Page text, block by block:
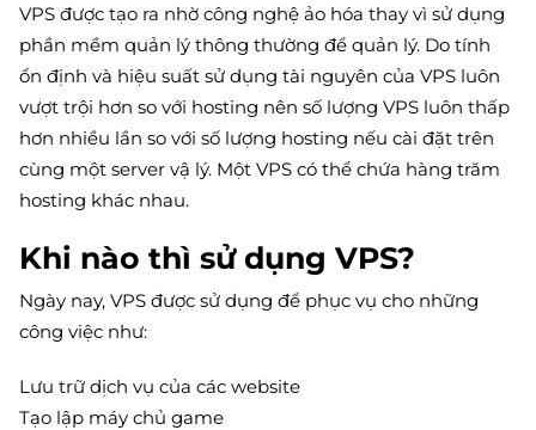
VPS được tạo ra nhờ công nghệ ảo hóa thay vì sử dụng
phần mềm quản lý thông thường để quản lý. Do tính
ổn định và hiệu suất sử dụng tài nguyên của VPS luôn
vượt trội hơn so với hosting nên số lượng VPS luôn thấp
hơn nhiều lần so với số lượng hosting nếu cài đặt trên
cùng một server vậ lý. Một VPS có thể chứa hàng trăm
hosting khác nhau.
Khi nào thì sử dụng VPS?
Ngày nay, VPS được sử dụng để phục vụ cho những
công việc như:
Lưu trữ dịch vụ của các website
Tạo lập máy chủ game